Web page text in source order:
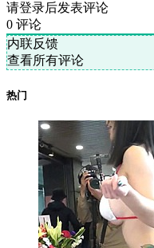
请登录后发表评论
0 评论
内联反馈
查看所有评论
热门